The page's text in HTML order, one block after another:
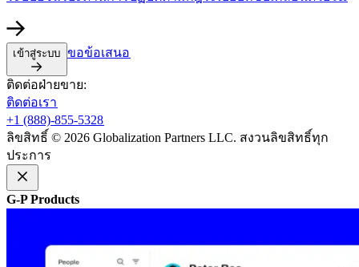
เข้าสู่ระบบ​​ ขอข้อเสนอ​​
ติดต่อฝ่ายขาย:​​
ติดต่อเรา​​
+1 (888)-855-5328​​
ลิขสิทธิ์ © 2026 Globalization Partners LLC. สงวนลิขสิทธิ์ทุก
ประการ​​
G-P Products​​